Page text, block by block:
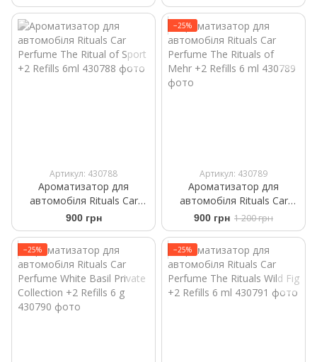
Артикул: 430788
Ароматизатор для
автомобіля Rituals Car
Perfume The Ritual of Sport
+2 Refills 6ml
900 грн
−25%
Артикул: 430789
Ароматизатор для
автомобіля Rituals ​Car
Perfume The Rituals of
Mehr +2 Refills 6 ml
900 грн 1 200 грн
−25% −25%